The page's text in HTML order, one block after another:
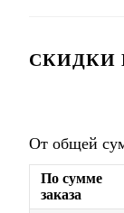
СКИДКИ
От общей
По сумме
заказа